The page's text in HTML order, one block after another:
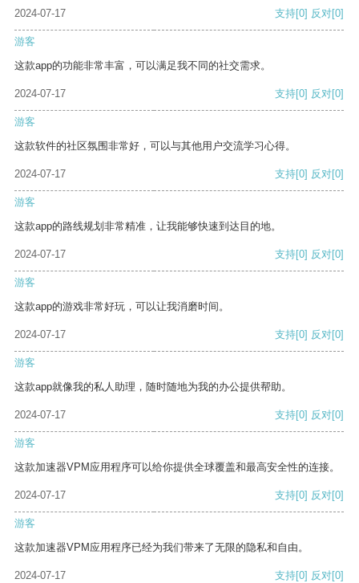
2024-07-17
支持[0] 反对[0]
游客
这款app的功能非常丰富，可以满足我不同的社交需求。
2024-07-17 支持[0] 反对[0]
游客
这款软件的社区氛围非常好，可以与其他用户交流学习心得。
2024-07-17 支持[0] 反对[0]
游客
这款app的路线规划非常精准，让我能够快速到达目的地。
2024-07-17 支持[0] 反对[0]
游客
这款app的游戏非常好玩，可以让我消磨时间。
2024-07-17 支持[0] 反对[0]
游客
这款app就像我的私人助理，随时随地为我的办公提供帮助。
2024-07-17 支持[0] 反对[0]
游客
这款加速器VPM应用程序可以给你提供全球覆盖和最高安全性的连接。
2024-07-17 支持[0] 反对[0]
游客
这款加速器VPM应用程序已经为我们带来了无限的隐私和自由。
2024-07-17 支持[0] 反对[0]